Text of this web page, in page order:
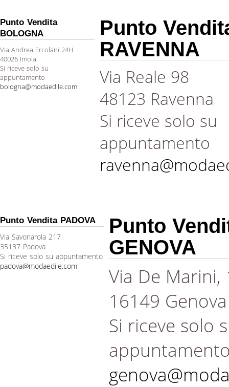
Punto Vendita
BOLOGNA
Via Andrea Ercolani 24H
40026 Imola
Si riceve solo su
appuntamento
bologna@modaedile.com
Punto
RAVENNA
Via Reale 98
48123 Ravenna
Si riceve solo su
appuntamento
Punto Vendita PADOVA
Via Savonarola 217
35137 Padova
Si riceve solo su appuntamento
padova@modaedile.com
Punto
GENOVA
Via De Marini,
16149 Genova
Si riceve solo